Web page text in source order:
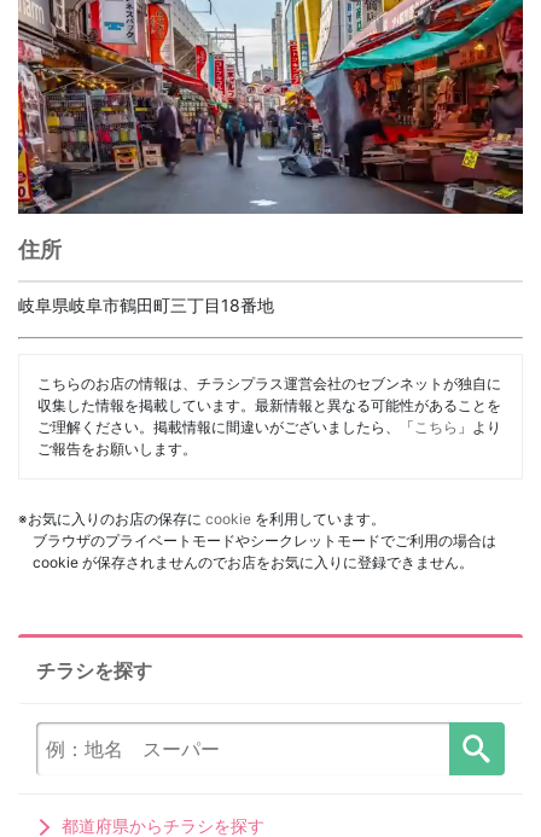
住所
岐阜県岐阜市鶴田町三丁目18番地
こちらのお店の情報は、チラシプラス運営会社のセブンネットが独自に
収集した情報を掲載しています。最新情報と異なる可能性があることを
ご理解ください。掲載情報に間違いがございましたら、「 こちら 」より
ご報告をお願いします。
※お気に入りのお店の保存に cookie を利用しています。
ブラウザのプライベートモードやシークレットモードでご利用の場合は
cookie が保存されませんのでお店をお気に入りに登録できません。
チラシを探す
都道府県からチラシを探す